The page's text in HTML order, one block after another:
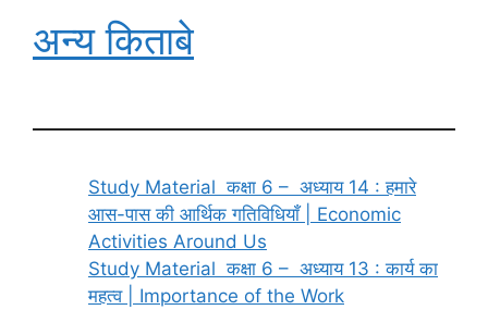
अन्य किताबे
Study Material कक्षा 6 – अध्याय 14 : हमारे
आस-पास की आर्थिक गतिविधियाँ | Economic
Activities Around Us
Study Material कक्षा 6 – अध्याय 13 : कार्य का
महत्व | Importance of the Work